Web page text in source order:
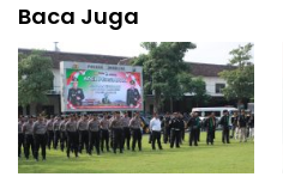
Baca Juga